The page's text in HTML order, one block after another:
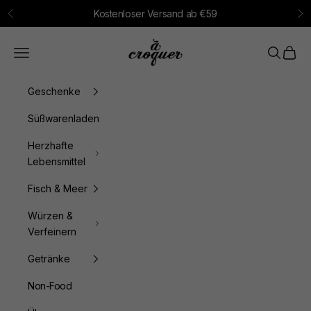
Zum Inhalt springen
Zurück Kostenloser Versand ab €59
à croquer
Menü Suchen
Geschenke
Süßwarenladen
Herzhafte
Lebensmittel
Fisch & Meer
Würzen &
Verfeinern
Getränke
Non-Food